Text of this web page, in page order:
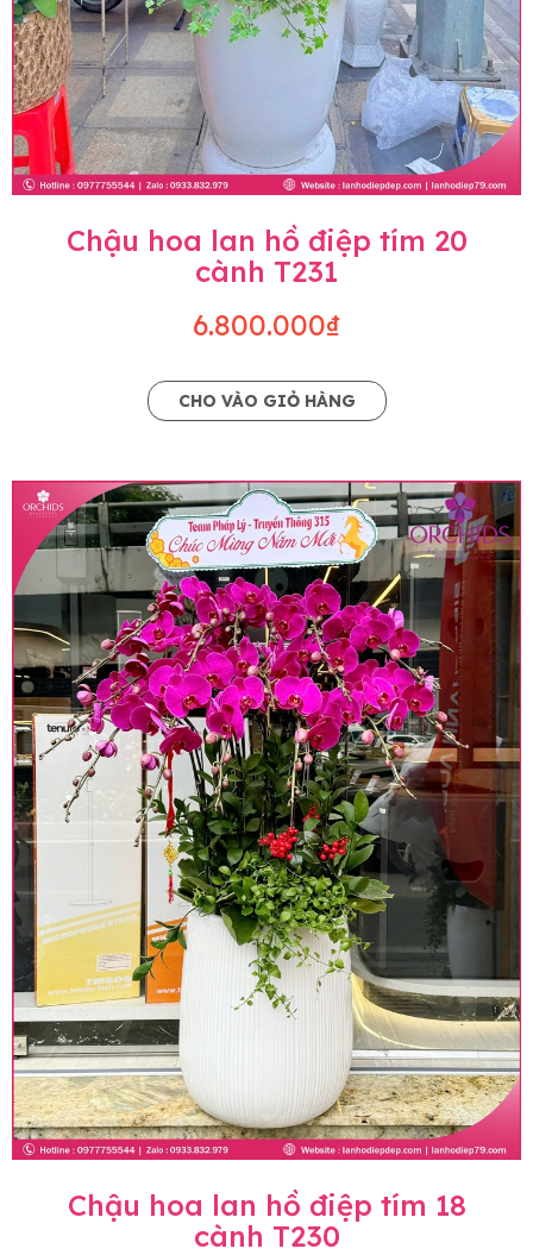
Chậu hoa lan hồ điệp tím 20
cành T231
6.800.000₫
CHO VÀO GIỎ HÀNG
Chậu hoa lan hồ điệp tím 18
cành T230